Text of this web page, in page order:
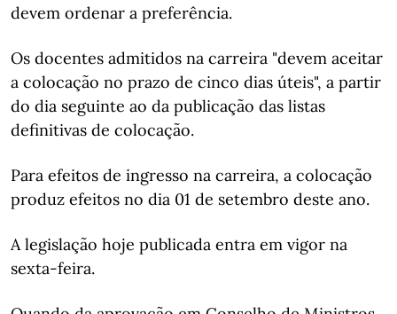
devem ordenar a preferência.
Os docentes admitidos na carreira "devem aceitar
a colocação no prazo de cinco dias úteis", a partir
do dia seguinte ao da publicação das listas
definitivas de colocação.
Para efeitos de ingresso na carreira, a colocação
produz efeitos no dia 01 de setembro deste ano.
A legislação hoje publicada entra em vigor na
sexta-feira.